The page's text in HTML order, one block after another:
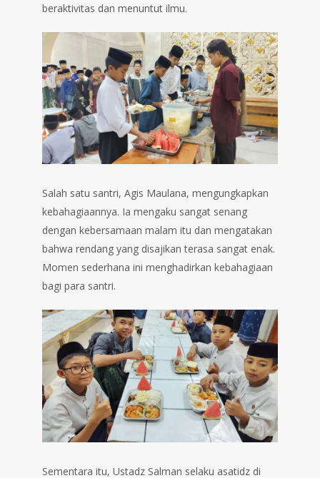
beraktivitas dan menuntut ilmu.
Salah satu santri, Agis Maulana, mengungkapkan
kebahagiaannya. Ia mengaku sangat senang
dengan kebersamaan malam itu dan mengatakan
bahwa rendang yang disajikan terasa sangat enak.
Momen sederhana ini menghadirkan kebahagiaan
bagi para santri.
Sementara itu, Ustadz Salman selaku asatidz di